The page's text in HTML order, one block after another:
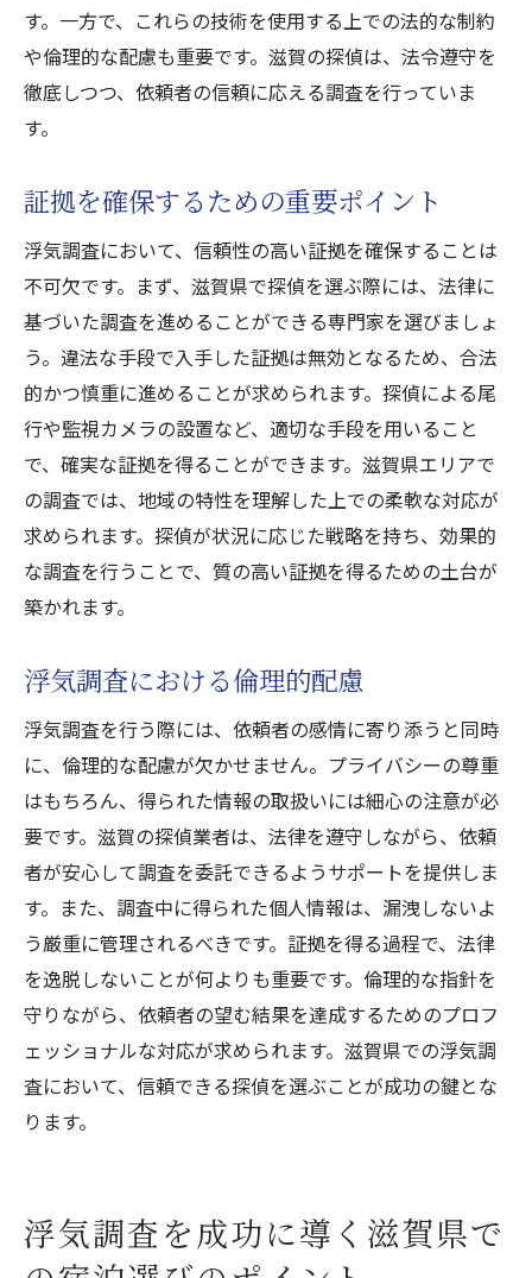
探偵と依頼者の共同作業の重要性
柔軟な調査プランの提案
探偵事務所の新サービス提供例
滋賀県の浮気調査関連法律の概要
プライバシー保護法との関係性
調査に必要な許可と手続き
浮気調査に関する県別ルールの違い
法律相談を受けるべきケース
法的問題を未然に防ぐためのアドバイス
す。一方で、これらの技術を使用する上での法的な制約
や倫理的な配慮も重要です。滋賀の探偵は、法令遵守を
徹底しつつ、依頼者の信頼に応える調査を行っていま
す。
証拠を確保するための重要ポイント
浮気調査において、信頼性の高い証拠を確保することは
不可欠です。まず、滋賀県で探偵を選ぶ際には、法律に
基づいた調査を進めることができる専門家を選びましょ
う。違法な手段で入手した証拠は無効となるため、合法
的かつ慎重に進めることが求められます。探偵による尾
行や監視カメラの設置など、適切な手段を用いること
で、確実な証拠を得ることができます。滋賀県エリアで
の調査では、地域の特性を理解した上での柔軟な対応が
求められます。探偵が状況に応じた戦略を持ち、効果的
な調査を行うことで、質の高い証拠を得るための土台が
築かれます。
浮気調査における倫理的配慮
浮気調査を行う際には、依頼者の感情に寄り添うと同時
に、倫理的な配慮が欠かせません。プライバシーの尊重
はもちろん、得られた情報の取扱いには細心の注意が必
要です。滋賀の探偵業者は、法律を遵守しながら、依頼
者が安心して調査を委託できるようサポートを提供しま
す。また、調査中に得られた個人情報は、漏洩しないよ
う厳重に管理されるべきです。証拠を得る過程で、法律
を逸脱しないことが何よりも重要です。倫理的な指針を
守りながら、依頼者の望む結果を達成するためのプロフ
ェッショナルな対応が求められます。滋賀県での浮気調
査において、信頼できる探偵を選ぶことが成功の鍵とな
ります。
浮気調査を成功に導く滋賀県で